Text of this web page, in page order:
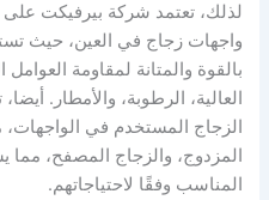
لذلك، تعتمد شركة بيرفيكت
واجهات زجاج في العين، حيث
بالقوة والمتانة لمقاومة
العالية، الرطوبة، والأمطار.
الزجاج المستخدم في الواجهات،
المزدوج، والزجاج المصفح، مما
المناسب وفقًا لاحتياجاتهم.